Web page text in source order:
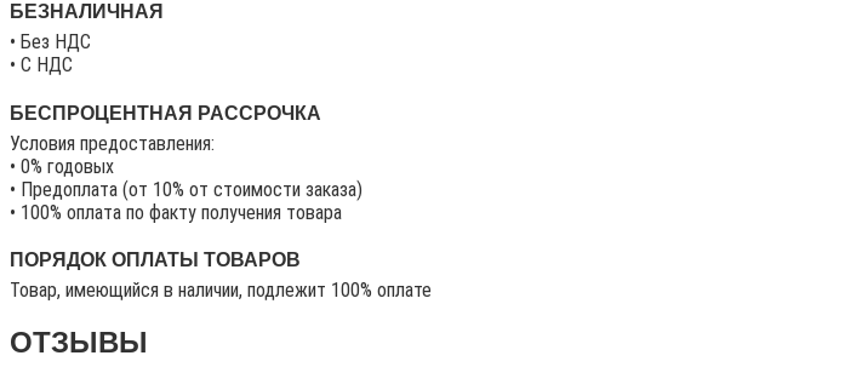
БЕЗНАЛИЧНАЯ
• Без НДС
• C НДС
БЕСПРОЦЕНТНАЯ РАССРОЧКА
Условия предоставления:
• 0% годовых
• Предоплата (от 10% от стоимости заказа)
• 100% оплата по факту получения товара
ПОРЯДОК ОПЛАТЫ ТОВАРОВ
Товар, имеющийся в наличии, подлежит 100% оплате
ОТЗЫВЫ